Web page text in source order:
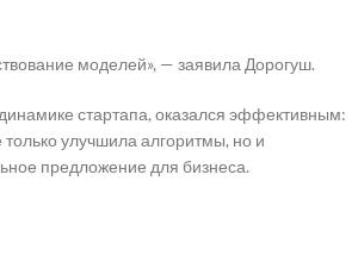
моделей», — заявила Дорогуш.
стартапа, оказался эффективным:
только улучшила алгоритмы, но и
предложение для бизнеса.